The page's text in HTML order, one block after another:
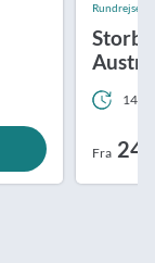
Rundrejse
14
Fra